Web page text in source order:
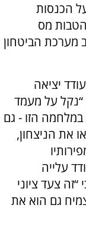
הכנסות
מס
מערכת הביטחון
יציאה
“נקל על מעמד
הזו - גם
את הניצחון,
עלייה
צעד ציוני
גם הוא את